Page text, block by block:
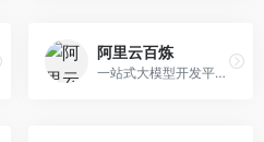
阿里云百炼
一站式大模型开发平台，深度整合阿里云服务。面向企业开发者和AI团队，提供模型训练、微调、部署、应用开发等全流程服务，企业级功能完善。